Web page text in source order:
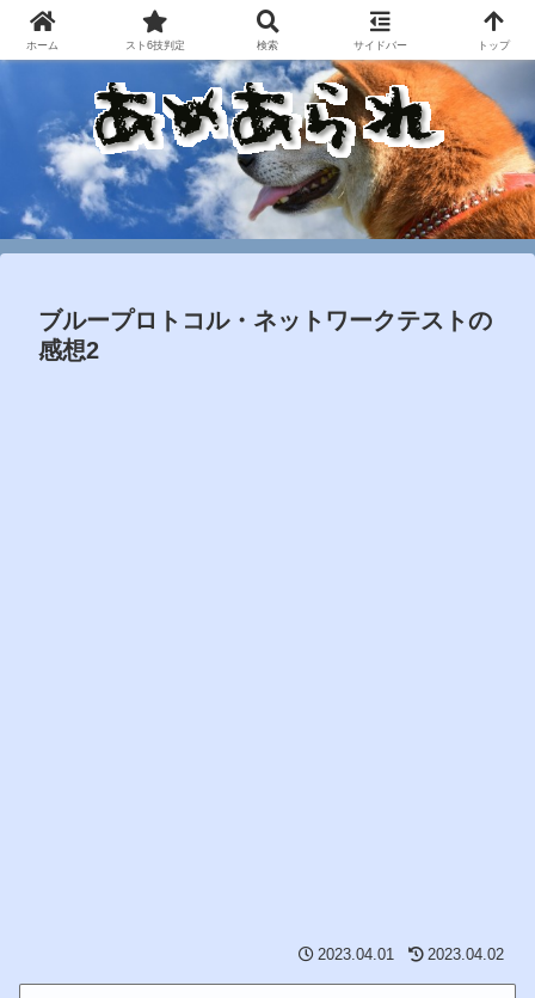
ブループロトコル・ネットワークテストの
感想2
2023.04.01 2023.04.02
ホーム スト6技判定 検索 サイドバー トップ